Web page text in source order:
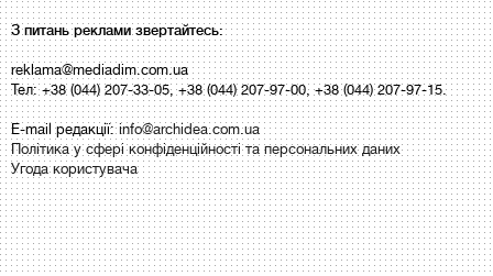
З питань реклами звертайтесь:
reklama@mediadim.com.ua
Тел: +38 (044) 207-33-05, +38 (044) 207-97-00, +38 (044) 207-97-15.
E-mail редакції:info@archidea.com.ua
Політика у сфері конфіденційності та персональних даних
Угода користувача